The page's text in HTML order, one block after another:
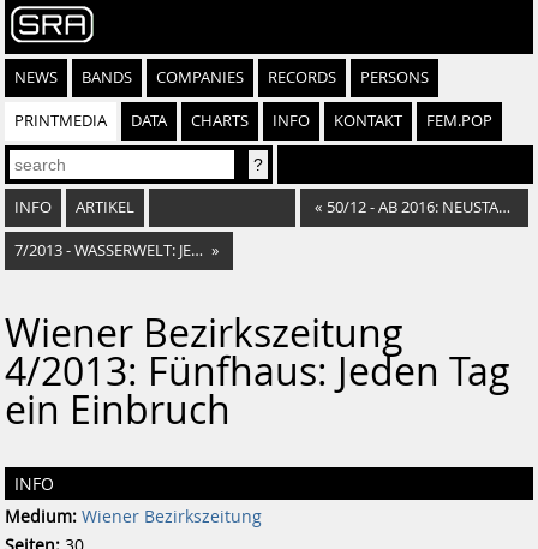
NEWS BANDS COMPANIES RECORDS PERSONS
PRINTMEDIA DATA CHARTS INFO KONTAKT FEM.POP
INFO ARTIKEL « 50/12 - AB 2016: NEUSTART FÜR BAHNHOF-VIERTEL
7/2013 - WASSERWELT: JETZT REDEN BÜRGER MIT! »
Wiener Bezirkszeitung
4/2013: Fünfhaus: Jeden Tag
ein Einbruch
INFO
Medium: Wiener Bezirkszeitung